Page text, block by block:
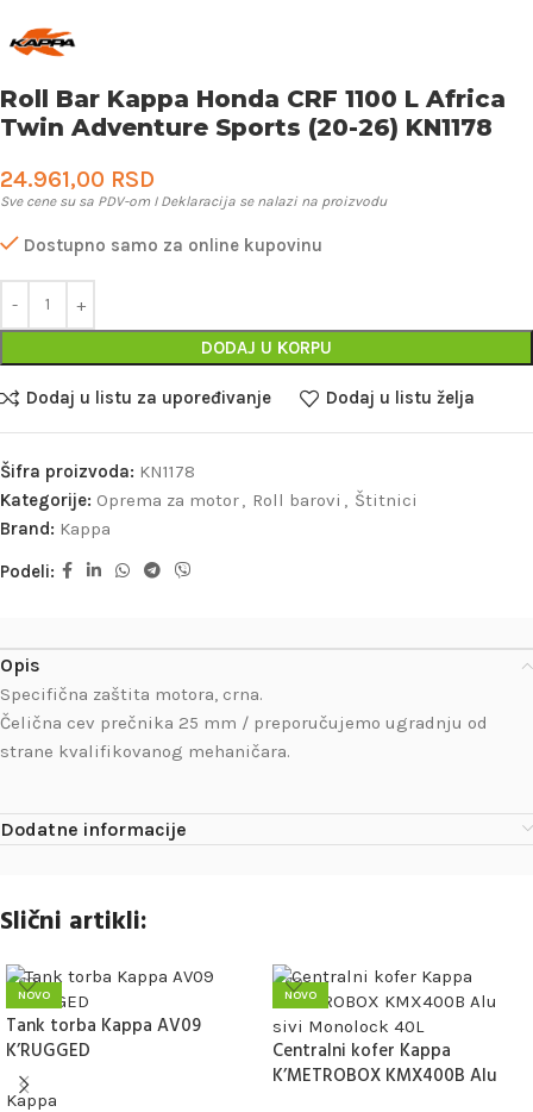
Roll Bar Kappa Honda CRF 1100 L Africa
Twin Adventure Sports (20-26) KN1178
24.961,00 RSD
Sve cene su sa PDV-om I Deklaracija se nalazi na proizvodu
Dostupno samo za online kupovinu
DODAJ U KORPU
Dodaj u listu za upoređivanje Dodaj u listu želja
Šifra proizvoda: KN1178
Kategorije: Oprema za motor, Roll barovi , Štitnici
Brand: Kappa
Podeli:
Opis
Specifična zaštita motora, crna.
Čelična cev prečnika 25 mm / preporučujemo ugradnju od
strane kvalifikovanog mehaničara.
Dodatne informacije
Slični artikli:
NOVO
Tank torba Kappa AV09
K’RUGGED
Kappa
NOVO
Centralni kofer Kappa
K’METROBOX KMX400B Alu